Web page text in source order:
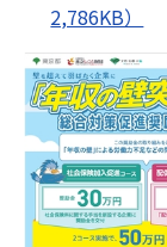
2,786KB）